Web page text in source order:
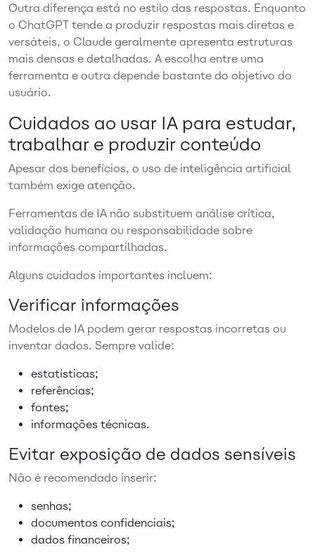
Outra diferença está no estilo das respostas. Enquanto
o ChatGPT tende a produzir respostas mais diretas e
versáteis, o Claude geralmente apresenta estruturas
mais densas e detalhadas. A escolha entre uma
ferramenta e outra depende bastante do objetivo do
usuário.
Cuidados ao usar IA para estudar,
trabalhar e produzir conteúdo
Apesar dos benefícios, o uso de inteligência artificial
também exige atenção.
Ferramentas de IA não substituem análise crítica,
validação humana ou responsabilidade sobre
informações compartilhadas.
Alguns cuidados importantes incluem:
Verificar informações
Modelos de IA podem gerar respostas incorretas ou
inventar dados. Sempre valide:
estatísticas;
referências;
fontes;
informações técnicas.
Evitar exposição de dados sensíveis
Não é recomendado inserir:
senhas;
documentos confidenciais;
dados financeiros;